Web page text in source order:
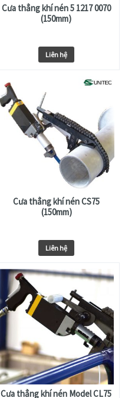
Cưa thẳng khí nén 5 1217 0070
(150mm)
Liên hệ
Cưa thẳng khí nén CS75
(150mm)
Liên hệ
Cưa thẳng khí nén Model CL75